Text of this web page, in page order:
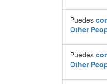
Puedes
Other
Puedes
Other